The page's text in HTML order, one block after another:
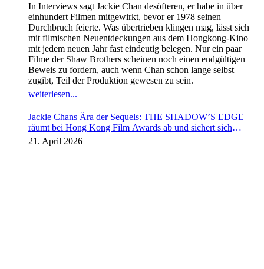
In Interviews sagt Jackie Chan desöfteren, er habe in über
einhundert Filmen mitgewirkt, bevor er 1978 seinen
Durchbruch feierte. Was übertrieben klingen mag, lässt sich
mit filmischen Neuentdeckungen aus dem Hongkong-Kino
mit jedem neuen Jahr fast eindeutig belegen. Nur ein paar
Filme der Shaw Brothers scheinen noch einen endgültigen
Beweis zu fordern, auch wenn Chan schon lange selbst
zugibt, Teil der Produktion gewesen zu sein.
weiterlesen...
Jackie Chans Ära der Sequels: THE SHADOW’S EDGE
räumt bei Hong Kong Film Awards ab und sichert sich
Fortsetzung
21. April 2026